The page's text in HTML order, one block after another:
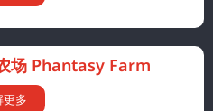
场 Phantasy Farm
更多